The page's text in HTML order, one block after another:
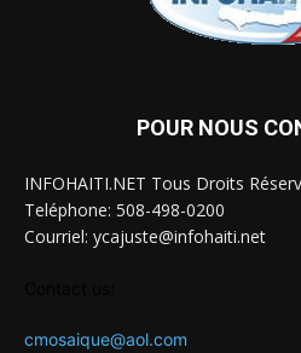
POUR NOUS
INFOHAITI.NET Tous Droits
Teléphone: 508-498-0200
Courriel: ycajuste@infohaiti.net
cmosaique@aol.com